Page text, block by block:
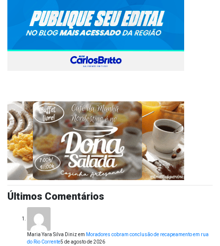
Últimos Comentários
Maria Yara Silva Dinizem Moradores cobram conclusão de recapeamento em rua
do Rio Corrente5 de agosto de 2026